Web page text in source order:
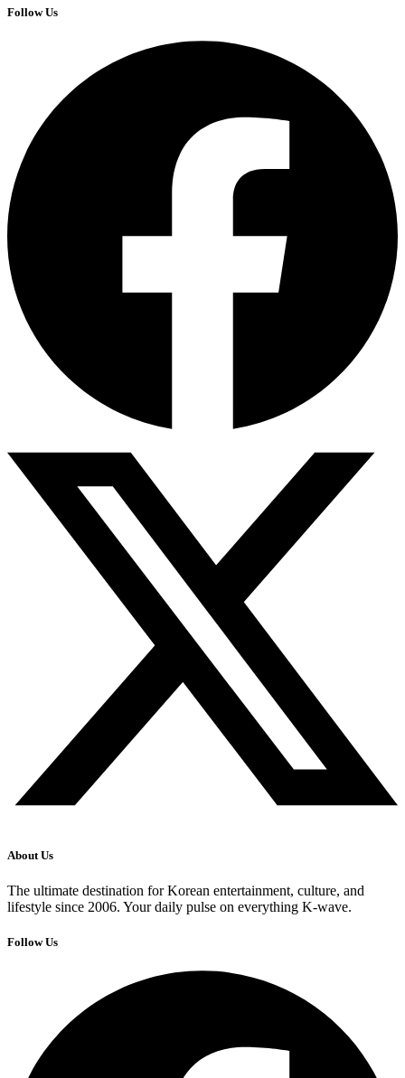
Follow Us
About Us
The ultimate destination for Korean entertainment, culture, and
lifestyle since 2006. Your daily pulse on everything K-wave.
Follow Us